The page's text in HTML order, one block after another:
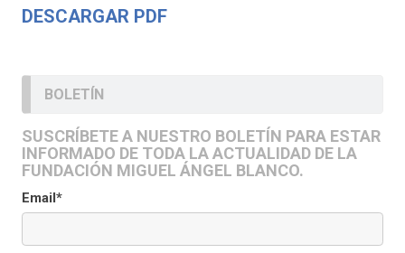
DESCARGAR PDF
BOLETÍN
SUSCRÍBETE A NUESTRO BOLETÍN PARA ESTAR
INFORMADO DE TODA LA ACTUALIDAD DE LA
FUNDACIÓN MIGUEL ÁNGEL BLANCO.
Email*